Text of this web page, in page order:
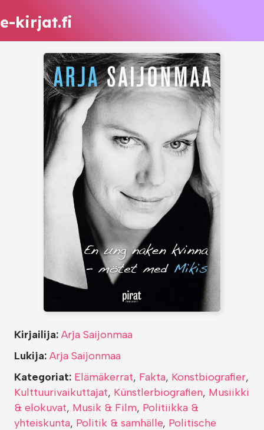
e-kirjat.fi
Kirjailija: Arja Saijonmaa
Lukija: Arja Saijonmaa
Kategoriat: Elämäkerrat, Fakta, Konstbiografier,
Kulttuurivaikuttajat, Künstlerbiografien, Musiikki
& elokuvat, Musik & Film, Politiikka &
yhteiskunta, Politik & samhälle, Politische